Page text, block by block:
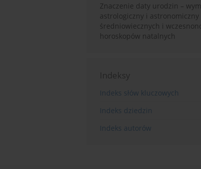
Znaczenie daty urodzin –
astrologiczny i astronomiczny
średniowiecznych i
horoskopów natalnych
Indeksy
Indeks słów kluczowych
Indeks dziedzin
Indeks autorów